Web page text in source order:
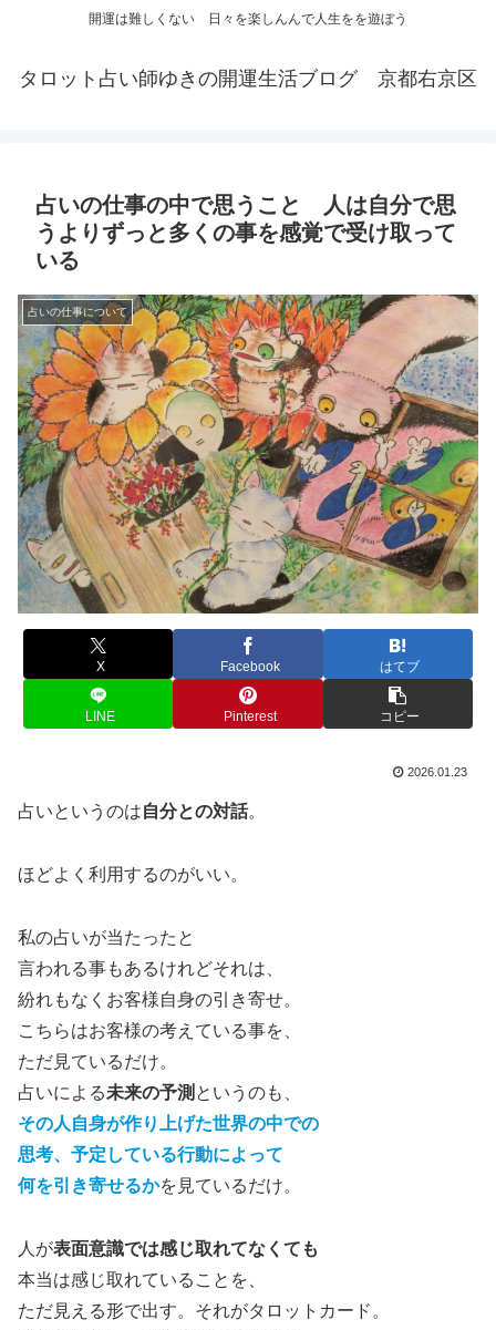
開運は難しくない 日々を楽しんんで人生をを遊ぼう
タロット占い師ゆきの開運生活ブログ 京都右京区
占いの仕事の中で思うこと 人は自分で思
うよりずっと多くの事を感覚で受け取って
いる
占いの仕事について
X Facebook はてブ
LINE Pinterest コピー
2026.01.23
占いというのは自分との対話。
ほどよく利用するのがいい。
私の占いが当たったと
言われる事もあるけれどそれは、
紛れもなくお客様自身の引き寄せ。
こちらはお客様の考えている事を、
ただ見ているだけ。
占いによる未来の予測 というのも、
その人自身が作り上げた世界の中での
思考、予定している行動によって
何を引き寄せるかを見ているだけ。
人が表面意識では感じ取れてなくても
本当は感じ取れていることを、
ただ見える形で出す。それがタロットカード。